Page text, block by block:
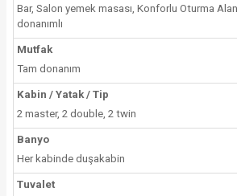
Bar, Salon yemek masası, Konforlu Oturma
donanımlı
Mutfak
Tam donanım
Kabin / Yatak / Tip
2 master, 2 double, 2 twin
Banyo
Her kabinde duşakabin
Tuvalet